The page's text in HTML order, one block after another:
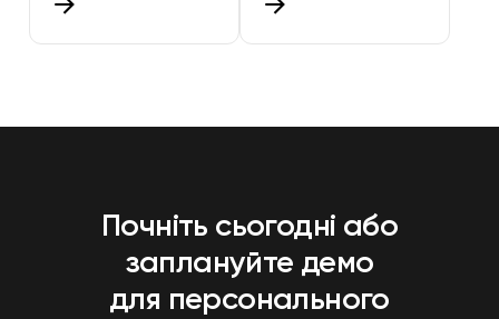
Почніть сьогодні або
заплануйте демо
для персонального